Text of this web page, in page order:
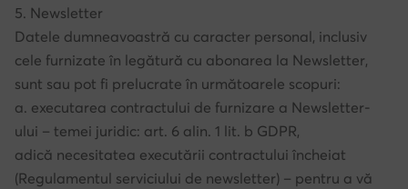
5. Newsletter
Datele dumneavoastră cu caracter personal, inclusiv
cele furnizate în legătură cu abonarea la Newsletter,
sunt sau pot fi prelucrate în următoarele scopuri:
a. executarea contractului de furnizare a Newsletter-
ului – temei juridic: art. 6 alin. 1 lit. b GDPR,
adică necesitatea executării contractului încheiat
(Regulamentul serviciului de newsletter) – pentru a vă